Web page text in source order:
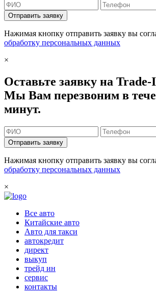
Отправить заявку
Нажимая кнопку отправить заявку вы
обработку персональных данных
×
Оставьте заявку на Trade-
Мы Вам перезвоним в
минут.
Отправить заявку
Нажимая кнопку отправить заявку вы
обработку персональных данных
×
Все авто
Китайские авто
Авто для такси
автокредит
директ
выкуп
трейд ин
сервис
контакты